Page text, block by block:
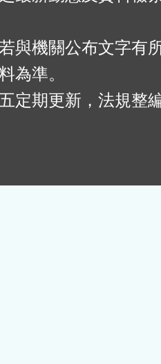
與機關公布文字有
為準。
定期更新，法規整